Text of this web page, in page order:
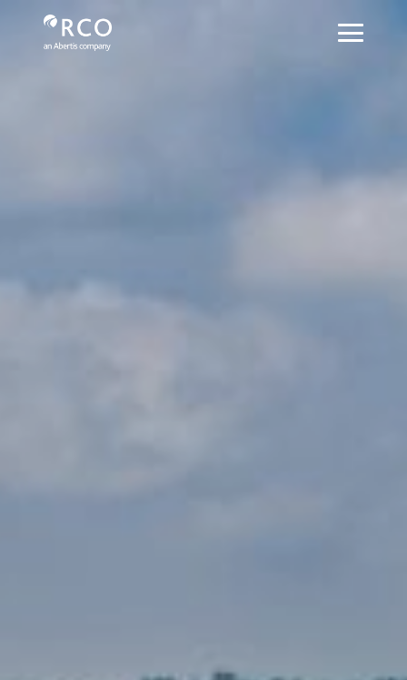
跳转到主内容
Estrategia - Red Vía Corta